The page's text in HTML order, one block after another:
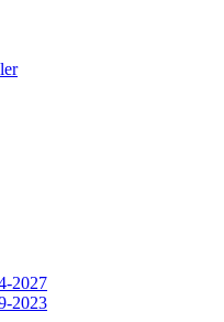
2027
2023